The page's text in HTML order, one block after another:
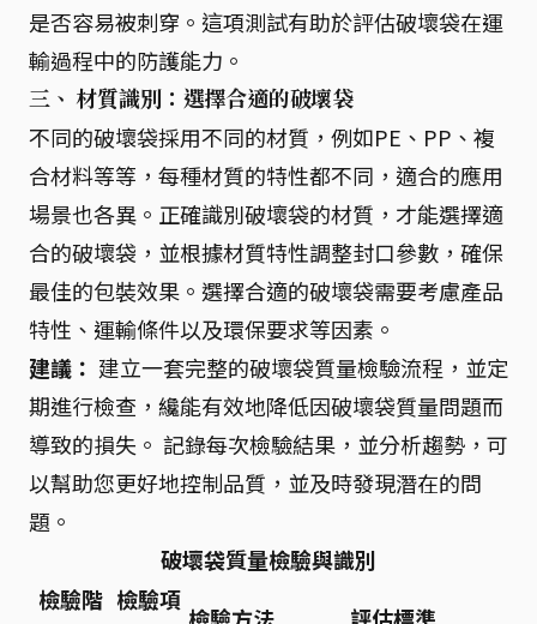
是否容易被刺穿。這項測試有助於評估破壞袋在運
輸過程中的防護能力。
三、 材質識別：選擇合適的破壞袋
不同的破壞袋採用不同的材質，例如PE、PP、複
合材料等等，每種材質的特性都不同，適合的應用
場景也各異。正確識別破壞袋的材質，才能選擇適
合的破壞袋，並根據材質特性調整封口參數，確保
最佳的包裝效果。選擇合適的破壞袋需要考慮產品
特性、運輸條件以及環保要求等因素。
建議： 建立一套完整的破壞袋質量檢驗流程，並定
期進行檢查，纔能有效地降低因破壞袋質量問題而
導致的損失。 記錄每次檢驗結果，並分析趨勢，可
以幫助您更好地控制品質，並及時發現潛在的問
題。
破壞袋質量檢驗與識別
檢驗階 檢驗項
檢驗方法 評估標準